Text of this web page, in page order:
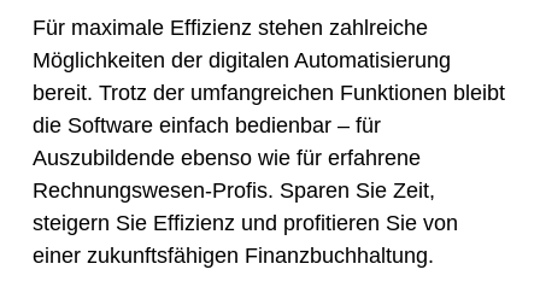
Für maximale Effizienz stehen zahlreiche
Möglichkeiten der digitalen Automatisierung
bereit. Trotz der umfangreichen Funktionen bleibt
die Software einfach bedienbar – für
Auszubildende ebenso wie für erfahrene
Rechnungswesen-Profis. Sparen Sie Zeit,
steigern Sie Effizienz und profitieren Sie von
einer zukunftsfähigen Finanzbuchhaltung.